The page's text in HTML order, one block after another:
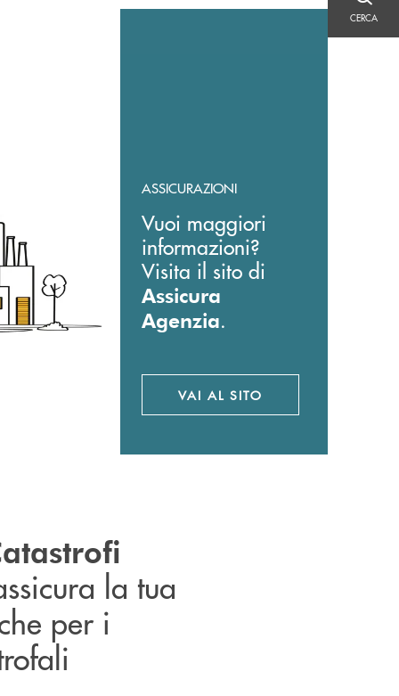
CERCA
CERCA
ASSICURAZIONI
Vuoi maggiori
informazioni?
Visita il sito di
Assicura
Agenzia.
VAI AL SITOAPRE UNA NUOVA
la tua
per i